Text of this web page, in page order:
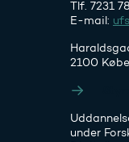
Tlf. 7231
E-mail:
2100
under